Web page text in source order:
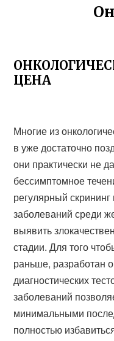
ЦЕНА
Многие из
в уже достаточно
они практически не
бессимптомное
регулярный
заболеваний среди
выявить
стадии. Для того
раньше, разработан
диагностических
заболеваний
минимальными
полностью